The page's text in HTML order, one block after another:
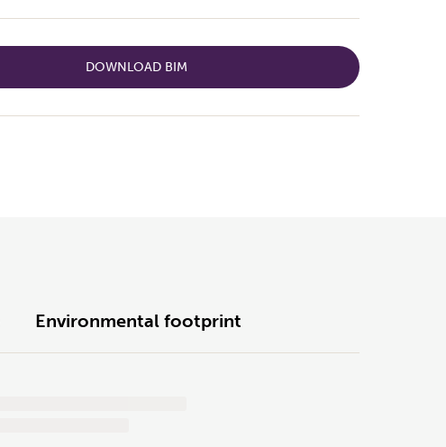
DOWNLOAD BIM
Environmental footprint